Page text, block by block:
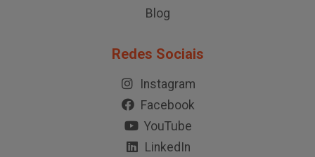
Blog
Redes Sociais
Instagram
Facebook
YouTube
LinkedIn